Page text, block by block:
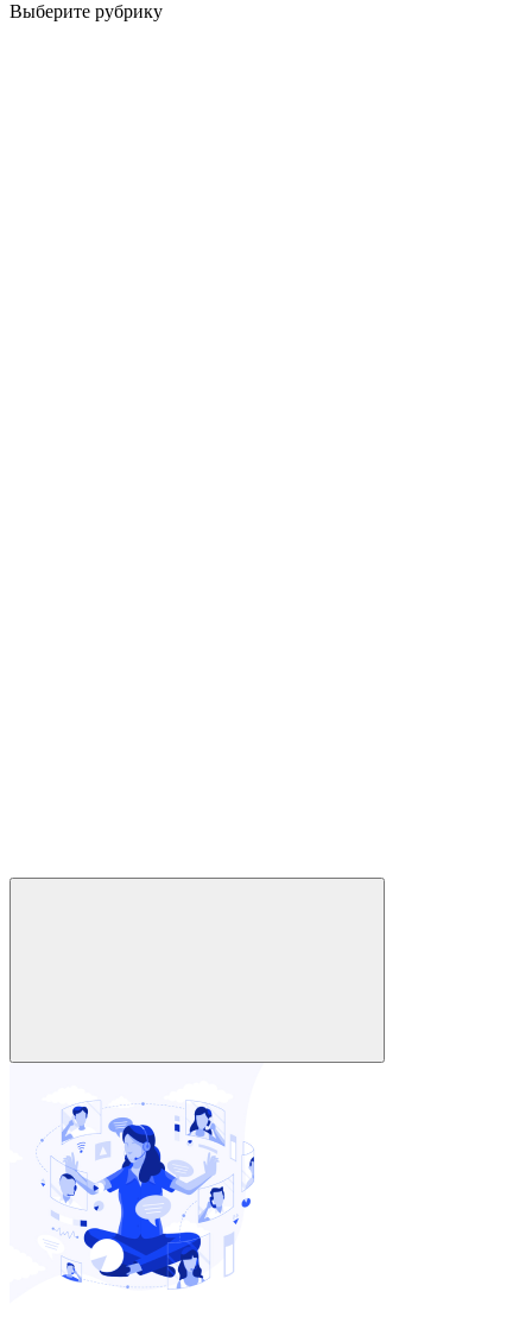
Выберите рубрику